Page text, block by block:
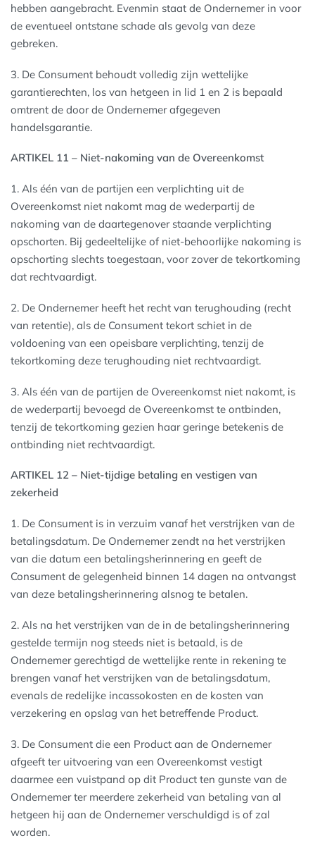
hebben aangebracht. Evenmin staat de Ondernemer in voor
de eventueel ontstane schade als gevolg van deze
gebreken.
3. De Consument behoudt volledig zijn wettelijke
garantierechten, los van hetgeen in lid 1 en 2 is bepaald
omtrent de door de Ondernemer afgegeven
handelsgarantie.
ARTIKEL 11 – Niet-nakoming van de Overeenkomst
1. Als één van de partijen een verplichting uit de
Overeenkomst niet nakomt mag de wederpartij de
nakoming van de daartegenover staande verplichting
opschorten. Bij gedeeltelijke of niet-behoorlijke nakoming is
opschorting slechts toegestaan, voor zover de tekortkoming
dat rechtvaardigt.
2. De Ondernemer heeft het recht van terughouding (recht
van retentie), als de Consument tekort schiet in de
voldoening van een opeisbare verplichting, tenzij de
tekortkoming deze terughouding niet rechtvaardigt.
3. Als één van de partijen de Overeenkomst niet nakomt, is
de wederpartij bevoegd de Overeenkomst te ontbinden,
tenzij de tekortkoming gezien haar geringe betekenis de
ontbinding niet rechtvaardigt.
ARTIKEL 12 – Niet-tijdige betaling en vestigen van
zekerheid
1. De Consument is in verzuim vanaf het verstrijken van de
betalingsdatum. De Ondernemer zendt na het verstrijken
van die datum een betalingsherinnering en geeft de
Consument de gelegenheid binnen 14 dagen na ontvangst
van deze betalingsherinnering alsnog te betalen.
2. Als na het verstrijken van de in de betalingsherinnering
gestelde termijn nog steeds niet is betaald, is de
Ondernemer gerechtigd de wettelijke rente in rekening te
brengen vanaf het verstrijken van de betalingsdatum,
evenals de redelijke incassokosten en de kosten van
verzekering en opslag van het betreffende Product.
3. De Consument die een Product aan de Ondernemer
afgeeft ter uitvoering van een Overeenkomst vestigt
daarmee een vuistpand op dit Product ten gunste van de
Ondernemer ter meerdere zekerheid van betaling van al
hetgeen hij aan de Ondernemer verschuldigd is of zal
worden.